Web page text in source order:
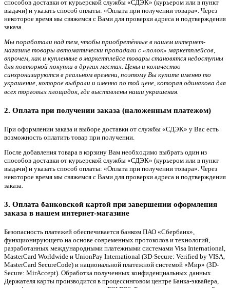
способов доставки от курьерской службы «СДЭК» (курьером или в пункт
выдачи) и указать способ оплаты: «Оплата при получении товара». Через
некоторое время мы свяжемся с Вами для проверки адреса и подтверждения
заказа.
Мы поработали над тем, чтобы приобретённые в нашем интернет-
магазине товары автоматически пропадали с «полок» маркетплейсов,
впрочем, как и купленные в маркетплейсе товары становятся недоступны
для повторной покупки в других местах. Цены и количество
синхронизируются в реальном времени, поэтому Вы купите именно то
украшение, которое выбрали и именно по той цене, которая одинакова для
всех торговых площадок, где выставлены наши украшения.
2. Оплата при получении заказа (наложенным платежом)
При оформлении заказа и выборе доставки от службы «СДЭК» у Вас есть
возможность оплатить товар при получении.
После добавления товара в корзину Вам необходимо выбрать один из
способов доставки от курьерской службы «СДЭК» (курьером или в пункт
выдачи) и указать способ оплаты: «Оплата при получении товара». Через
некоторое время мы свяжемся с Вами для проверки адреса и подтверждения
заказа.
3. Оплата банковской картой при завершении оформления
заказа в нашем интернет-магазине
Безопасность платежей обеспечивается банком ПАО «Сбербанк»,
функционирующего на основе современных протоколов и технологий,
разработанных международными платежными системами Visa International,
MasterCard Worldwide и UnionPay International (3D-Secure: Verified by VISA,
MasterCard SecureCode) и национальной платежной системой «Мир» (3D-
Secure: MirAccept). Обработка полученных конфиденциальных данных
Держателя карты производится в процессинговом центре Банка-эквайера,